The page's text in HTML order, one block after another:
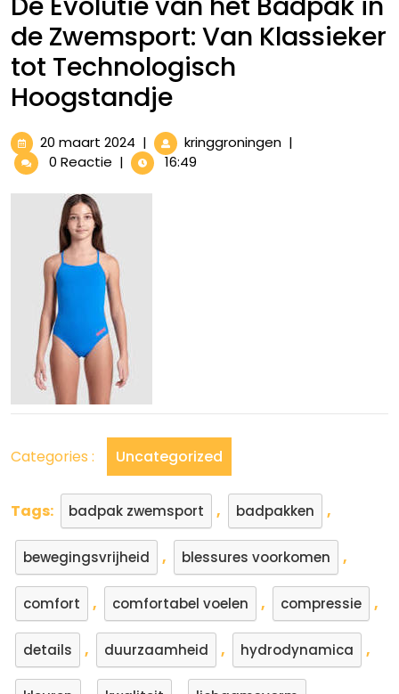
de Zwemsport: Van Klassieker
tot Technologisch
Hoogstandje
20 maart 2024 20
maart
2024
| kringgroningenDe|
0 Reactie | 16:49
Categories : Uncategorized
Tags: badpak zwemsport , badpakken ,
bewegingsvrijheid , blessures voorkomen ,
comfort , comfortabel voelen , compressie ,
details , duurzaamheid , hydrodynamica ,